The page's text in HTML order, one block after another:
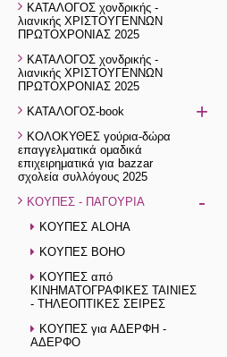
ΚΑΤΑΛΟΓΟΣ χονδρικής -
λιανικής ΧΡΙΣΤΟΥΓΕΝΝΩΝ
ΠΡΩΤΟΧΡΟΝΙΑΣ 2025
ΚΑΤΑΛΟΓΟΣ χονδρικής -
λιανικής ΧΡΙΣΤΟΥΓΕΝΝΩΝ
ΠΡΩΤΟΧΡΟΝΙΑΣ 2025
ΚΑΤΑΛΟΓΟΣ-book
+
ΚΟΛΟΚΥΘΕΣ γούρια-δώρα
επαγγελματικά ομαδικά
επιχειρηματικά για bazzar
σχολεία συλλόγους 2025
ΚΟΥΠΕΣ - ΠΑΓΟΥΡΙΑ
-
ΚΟΥΠΕΣ ALOHA
ΚΟΥΠΕΣ BOHO
ΚΟΥΠΕΣ από
ΚΙΝΗΜΑΤΟΓΡΑΦΙΚΕΣ ΤΑΙΝΙΕΣ
- ΤΗΛΕΟΠΤΙΚΕΣ ΣΕΙΡΕΣ
ΚΟΥΠΕΣ για ΑΔΕΡΦΗ -
ΑΔΕΡΦΟ